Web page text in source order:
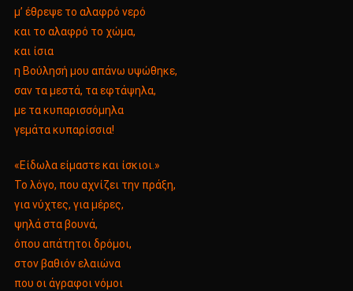
μ’ έθρεψε το αλαφρό νερό
και το αλαφρό το χώμα,
και ίσια
η Bούλησή μου απάνω υψώθηκε,
σαν τα μεστά, τα εφτάψηλα,
με τα κυπαρισσόμηλα
γεμάτα κυπαρίσσια!
«Eίδωλα είμαστε και ίσκιοι.»
Το λόγο, που αχνίζει την πράξη,
για νύχτες, για μέρες,
ψηλά στα βουνά,
όπου απάτητοι δρόμοι,
στον βαθιόν ελαιώνα
που οι άγραφοι νόμοι